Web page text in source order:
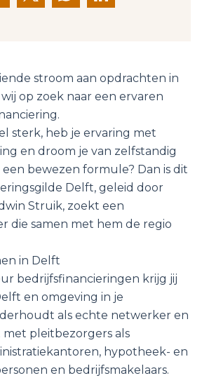
stroom aan opdrachten in
op zoek naar een ervaren
sterk, heb je ervaring met
en droom je van zelfstandig
bewezen formule? Dan is dit
Delft, geleid door
Struik, zoekt een
die samen met hem de regio
in Delft
bedrijfsfinancieringen krijg jij
en omgeving in je
als echte netwerker en
pleitbezorgers als
hypotheek- en
en bedrijfsmakelaars.